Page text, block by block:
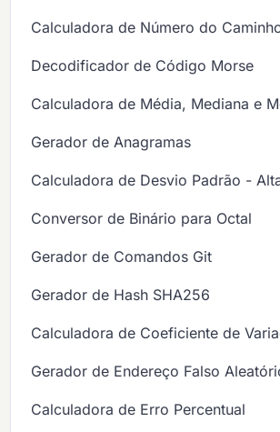
Calculadora de Número do
Decodificador de Código Morse
Calculadora de Média, Mediana e
Gerador de Anagramas
Calculadora de Desvio Padrão -
Conversor de Binário para Octal
Gerador de Comandos Git
Gerador de Hash SHA256
Calculadora de Coeficiente de
Gerador de Endereço Falso
Calculadora de Erro Percentual